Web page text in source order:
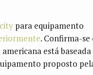
para equipamento
. Confirma-se
está baseada
proposto